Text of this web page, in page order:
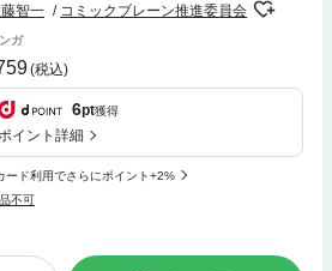
智一 コミックブレーン推進委員会
ガ
(税込)
6pt獲得
イント詳細
ード利用でさらにポイント+2%
不可